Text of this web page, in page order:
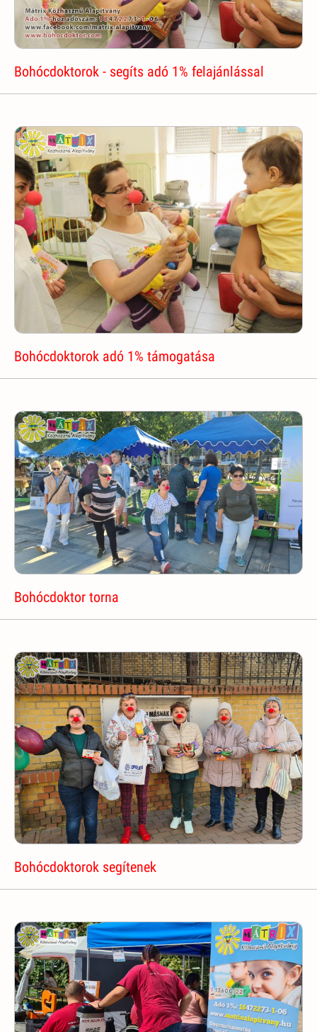
Bohócdoktorok - segíts adó 1% felajánlással
Bohócdoktorok adó 1% támogatása
Bohócdoktor torna
Bohócdoktorok segítenek